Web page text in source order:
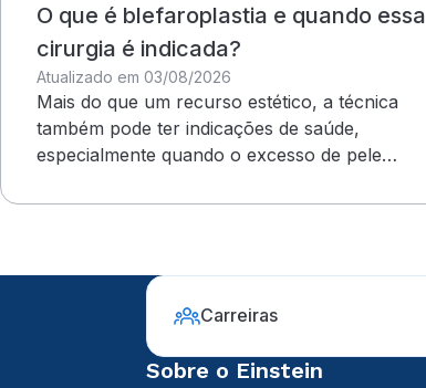
O que é blefaroplastia e quando essa
cirurgia é indicada?
Atualizado em 03/08/2026
Mais do que um recurso estético, a técnica
também pode ter indicações de saúde,
especialmente quando o excesso de pele
Carreiras
Sobre o Einstein